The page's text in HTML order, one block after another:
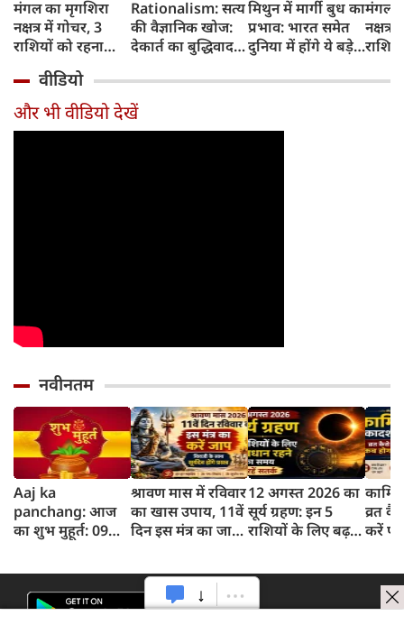
मंगल का मृगशिरा
नक्षत्र में गोचर, 3
राशियों को रहना
सावधान
Rationalism: सत्य
की वैज्ञानिक खोज:
देकार्त का बुद्धिवाद
का जन्म
मिथुन में मार्गी बुध का
प्रभाव: भारत समेत
दुनिया में होंगे ये बड़े
मंगल
नक्षत्र
किसे
वीडियो
और भी वीडियो देखें
नवीनतम
Aaj ka
panchang: आज
का शुभ मुहूर्त: 09
समय
श्रावण मास में रविवार
का खास उपाय, 11वें
दिन इस मंत्र का जाप
12 अगस्त 2026 का
सूर्य ग्रहण: इन 5
राशियों के लिए बढ़
व्रत
करें